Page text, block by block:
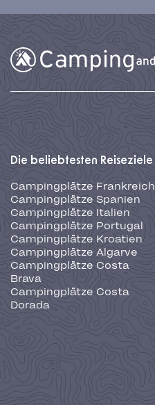
Die beliebtesten Reiseziele
Campingplätze Frankreich
Campingplätze Spanien
Campingplätze Italien
Campingplätze Portugal
Campingplätze Kroatien
Campingplätze Algarve
Campingplätze Costa
Brava
Campingplätze Costa
Dorada